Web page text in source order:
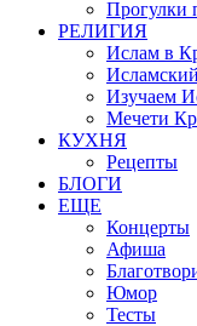
Прогулки
РЕЛИГИЯ
Ислам в
Изучаем
Мечети
КУХНЯ
Рецепты
БЛОГИ
ЕЩЕ
Концерты
Афиша
Юмор
Тесты